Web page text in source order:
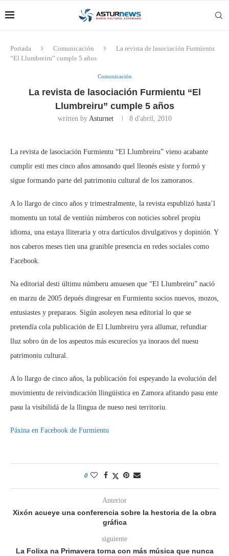
Portada Comunicación
La revista de lasociación Furmientu
“El Llumbreiru” cumple 5 años
Comunicación
La revista de lasociación Furmientu “El
Llumbreiru” cumple 5 años
written by Asturnet 8 d'abril, 2010
La revista de lasociación Furmientu “El Llumbreiru” vieno acabante
cumplir esti mes cinco años amosando quel lleonés esiste y formó y
sigue formando parte del patrimoniu cultural de los zamoranos.
A lo llargo de cinco años y trimestralmente, la revista espublizó hasta’l
momentu un total de ventiún númberos con noticies sobrel propiu
idioma, una estaya lliteraria y otra dartículos divulgativos y dopinión. Y
nos caberos meses tien una granible presencia en redes sociales como
Facebook.
Na editorial desti últimu númberu amuesen que “El Llumbreiru” nació
en marzu de 2005 depués dingresar en Furmientu socios nuevos, mozos,
entusiastes y preparaos. Sigún asoleyen nesa editorial lo que se
pretendía cola publicación de El Llumbreiru yera allumar, refundiar
lluz sobro ún de los aspeutos más escurecíos ya inoraos del nuesu
patrimoniu cultural.
A lo llargo de cinco años, la publicación foi espeyando la evolución del
movimientu de reivindicación llingüística en Zamora afitando pasu ente
pasu la visibilidá de la llingua de nueso nesi territoriu.
Páxina en Facebook de Furmientu
0
Anterior
Xixón acueye una conferencia sobre la hestoria de la obra
gráfica
siguiente
La Folixa na Primavera torna con más música que nunca